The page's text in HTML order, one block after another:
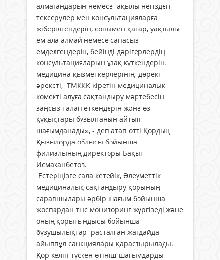
алмағандарын немесе ақылы негіздегі
тексерулер мен консультацияларға
жіберілгендерін, сонымен қатар, уақтылы
ем ала алмай немесе сапасыз
емделгендерін, бейінді дәрігерлердің
консультацияларын ұзақ күткендерін,
медицина қызметкерлерінің дөрекі
әрекеті, ТМККК кіретін медициналық
көмекті алуға сақтандыру мәртебесін
заңсыз талап еткендерін және өз
құқықтары бұзылғанын айтып
шағымданады», - деп атап өтті Қордың
Қызылорда облысы бойынша
филиалының директоры Бақыт
Исмаханбетов.
Естеріңізге сала кетейік, Әлеуметтік
медициналық сақтандыру қорының
сарапшылары әрбір шағым бойынша
жоспардан тыс мониторинг жүргізеді және
оның қорытындысы бойынша
бұзушылықтар расталған жағдайда
айыппұл санкциялары қарастырылады.
Қор келіп түскен өтініш-шағымдарды